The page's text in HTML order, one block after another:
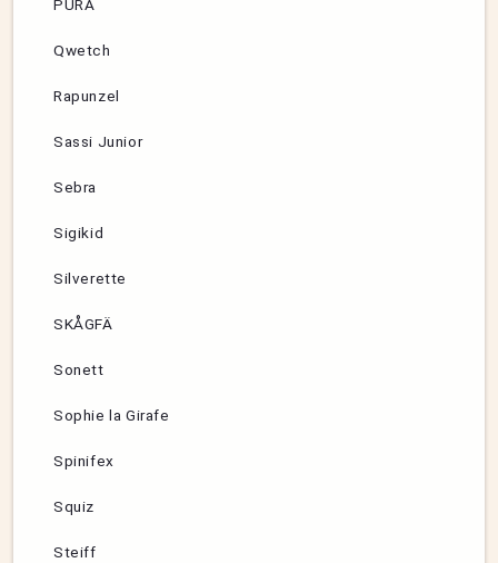
PURA
Qwetch
Rapunzel
Sassi Junior
Sebra
Sigikid
Silverette
SKÅGFÄ
Sonett
Sophie la Girafe
Spinifex
Squiz
Steiff